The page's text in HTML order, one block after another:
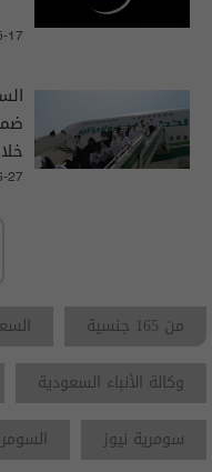
17
خلال
27
من 165 جنسية
وكالة الأنباء السعودية
سومرية نيوز